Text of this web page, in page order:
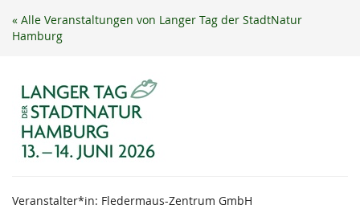
Zum
Haupt-
« Alle Veranstaltungen von Langer Tag der StadtNatur
Hamburg
Veranstalter*in: Fledermaus-Zentrum GmbH